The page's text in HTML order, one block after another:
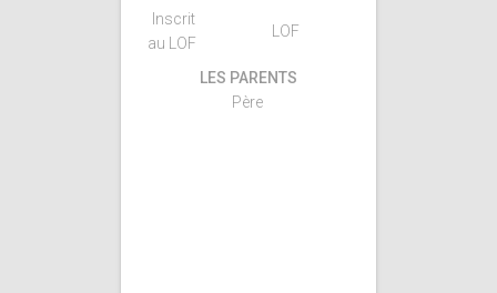
Inscrit
au LOF
LOF
LES PARENTS
Père